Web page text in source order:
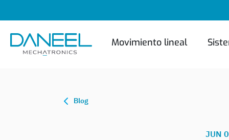
Movimiento lineal
Blog
JUN